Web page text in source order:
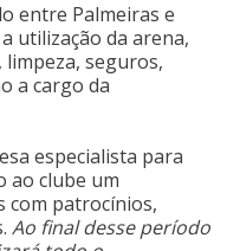
entre Palmeiras e
utilização da arena,
limpeza, seguros,
a cargo da
especialista para
ao clube um
com patrocínios,
Ao final desse período